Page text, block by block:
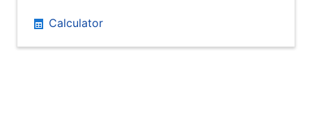
Calculator